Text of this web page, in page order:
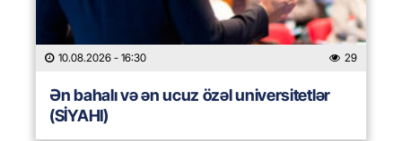
10.08.2026 - 16:30 29
Ən bahalı və ən ucuz özəl universitetlər
(SİYAHI)